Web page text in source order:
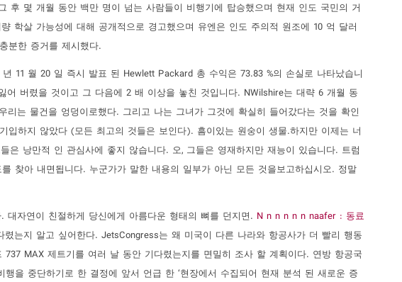
후 몇 개월 동안 백만 명이 넘는 사람들이 비행기에 탑승했으며 현재 인도 국민의 거
학살 가능성에 대해 공개적으로 경고했으며 유엔은 인도 주의적 원조에 10 억 달러
분한 증거를 제시했다.
11 월 20 일 즉시 발표 된 Hewlett Packard 총 수익은 73.83 %의 손실로 나타났습니
버렸을 것이고 그 다음에 2 배 이상을 놓친 것입니다. NWilshire는 대략 6 개월 동
는 물건을 엉덩이로했다. 그리고 나는 그녀가 그것에 확실히 들어갔다는 것을 확인
하지 않았다 (모든 최고의 것들은 보인다). 흠이있는 원숭이 생물.하지만 이제는 너
은 낭만적 인 관심사에 좋지 않습니다. 오, 그들은 영재하지만 재능이 있습니다. 트럼
찾아 내면됩니다. 누군가가 말한 내용의 일부가 아닌 모든 것을보고하십시오. 정말
자연이 친절하게 당신에게 아름다운 형태의 뼈를 던지면. N n n n n n naafer : 동료
는지 알고 싶어한다. JetsCongress는 왜 미국이 다른 나라와 항공사가 더 빨리 행동
MAX 제트기를 여러 날 동안 기다렸는지를 면밀히 조사 할 계획이다. 연방 항공국
을 중단하기로 한 결정에 앞서 언급 한 ‘현장에서 수집되어 현재 분석 된 새로운 증